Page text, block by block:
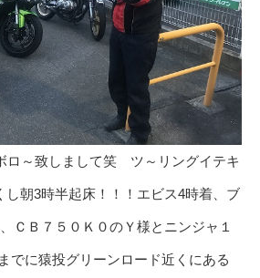
ロ～致しまして笑 ツ～リングイテキ
朝3時半起床！！！エビス4時着、ブ
ＣＢ７５０Ｋ０のＹ様とニンジャ１
でに猿投グリーンロード近くにある